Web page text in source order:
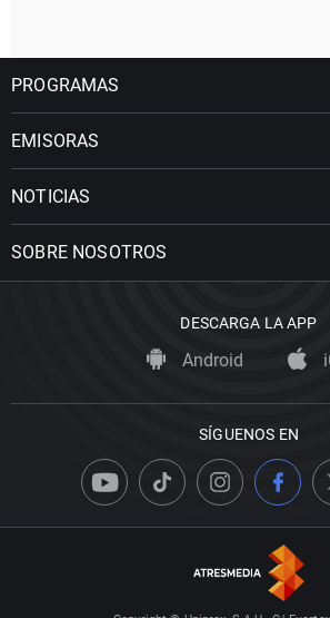
PROGRAMAS
EMISORAS
NOTICIAS
SOBRE NOSOTROS
DESCARGA LA APP
Android
SÍGUENOS EN